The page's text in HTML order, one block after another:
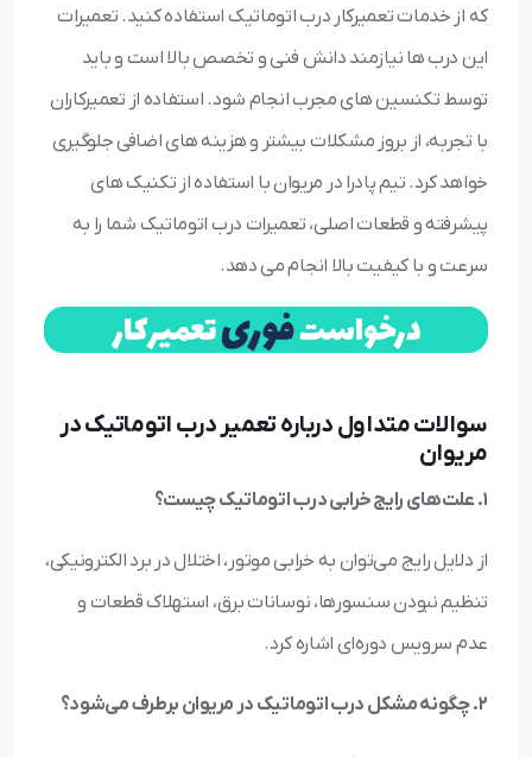
که از خدمات تعمیرکار درب اتوماتیک استفاده کنید. تعمیرات
این درب ها نیازمند دانش فنی و تخصص بالا است و باید
توسط تکنسین های مجرب انجام شود. استفاده از تعمیرکاران
با تجربه، از بروز مشکلات بیشتر و هزینه های اضافی جلوگیری
خواهد کرد. تیم پادرا در مریوان با استفاده از تکنیک های
پیشرفته و قطعات اصلی، تعمیرات درب اتوماتیک شما را به
سرعت و با کیفیت بالا انجام می دهد.
سوالات متداول درباره تعمیر درب اتوماتیک در
مریوان
1. علت‌های رایج خرابی درب اتوماتیک چیست؟
از دلایل رایج می‌توان به خرابی موتور، اختلال در برد الکترونیکی،
تنظیم نبودن سنسورها، نوسانات برق، استهلاک قطعات و
عدم سرویس دوره‌ای اشاره کرد.
2. چگونه مشکل درب اتوماتیک در مریوان برطرف می‌شود؟